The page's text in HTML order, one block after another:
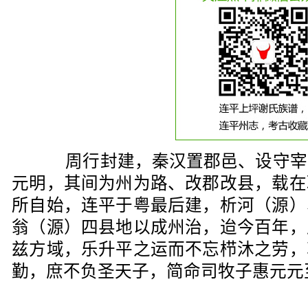
周行封建，秦汉置郡邑、设守宰
元明，其间为州为路、改郡改县，载
所自始，连平于粤最后建，析河（源
翁（源）四县地以成州治，迨今百年
兹方域，乐升平之运而不忘栉沐之劳
勤，庶不负圣天子，简命司牧子惠元